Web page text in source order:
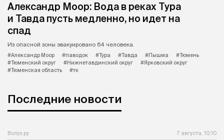
Александр Моор: Вода в реках Тура
и Тавда пусть медленно, но идет на
спад
Из опасной зоны эвакуировано 64 человека.
#Александр Моор
#паводок #Тура #Тавда #Пышма
#Тюмень
#Тюменский округ
#Нижнетавдинский округ
#Ярковский округ
#Тюменская область
#тк
Последние новости
Вслух.ру 7 августа, 10:10